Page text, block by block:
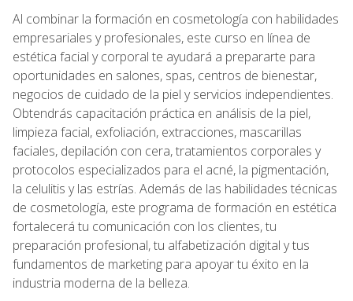
Al combinar la formación en cosmetología con habilidades
empresariales y profesionales, este curso en línea de
estética facial y corporal te ayudará a prepararte para
oportunidades en salones, spas, centros de bienestar,
negocios de cuidado de la piel y servicios independientes.
Obtendrás capacitación práctica en análisis de la piel,
limpieza facial, exfoliación, extracciones, mascarillas
faciales, depilación con cera, tratamientos corporales y
protocolos especializados para el acné, la pigmentación,
la celulitis y las estrías. Además de las habilidades técnicas
de cosmetología, este programa de formación en estética
fortalecerá tu comunicación con los clientes, tu
preparación profesional, tu alfabetización digital y tus
fundamentos de marketing para apoyar tu éxito en la
industria moderna de la belleza.